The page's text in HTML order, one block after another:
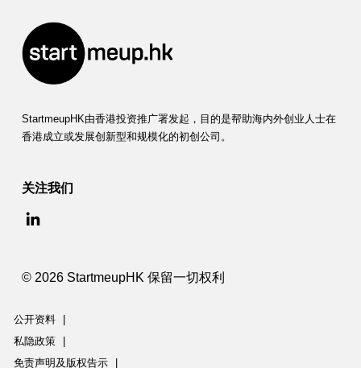
StartmeupHK由香港投资推广署发起，目的是帮助海内外创业人士在
香港成立或发展创新型和规模化的初创公司。
关注我们
© 2026 StartmeupHK 保留一切权利
公开资料
私隐政策
免责声明及版权告示